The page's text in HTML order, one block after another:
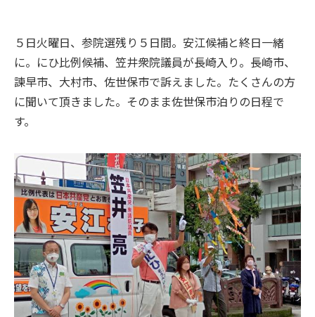
５日火曜日、参院選残り５日間。安江候補と終日一緒
に。にひ比例候補、笠井衆院議員が長崎入り。長崎市、
諫早市、大村市、佐世保市で訴えました。たくさんの方
に聞いて頂きました。そのまま佐世保市泊りの日程で
す。